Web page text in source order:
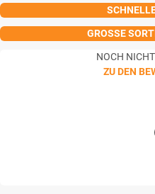
GROSSE
NOCH
ZU DEN